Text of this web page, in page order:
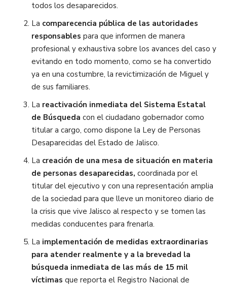
todos los desaparecidos.
La comparecencia pública de las autoridades
responsables para que informen de manera
profesional y exhaustiva sobre los avances del caso y
evitando en todo momento, como se ha convertido
ya en una costumbre, la revictimización de Miguel y
de sus familiares.
La reactivación inmediata del Sistema Estatal
de Búsqueda con el ciudadano gobernador como
titular a cargo, como dispone la Ley de Personas
Desaparecidas del Estado de Jalisco.
La creación de una mesa de situación en materia
de personas desaparecidas, coordinada por el
titular del ejecutivo y con una representación amplia
de la sociedad para que lleve un monitoreo diario de
la crisis que vive Jalisco al respecto y se tomen las
medidas conducentes para frenarla.
La implementación de medidas extraordinarias
para atender realmente y a la brevedad la
búsqueda inmediata de las más de 15 mil
víctimas que reporta el Registro Nacional de